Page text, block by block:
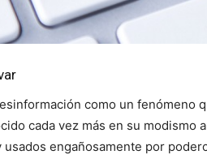
como un fenómeno
cada vez más en su modismo
usados engañosamente por